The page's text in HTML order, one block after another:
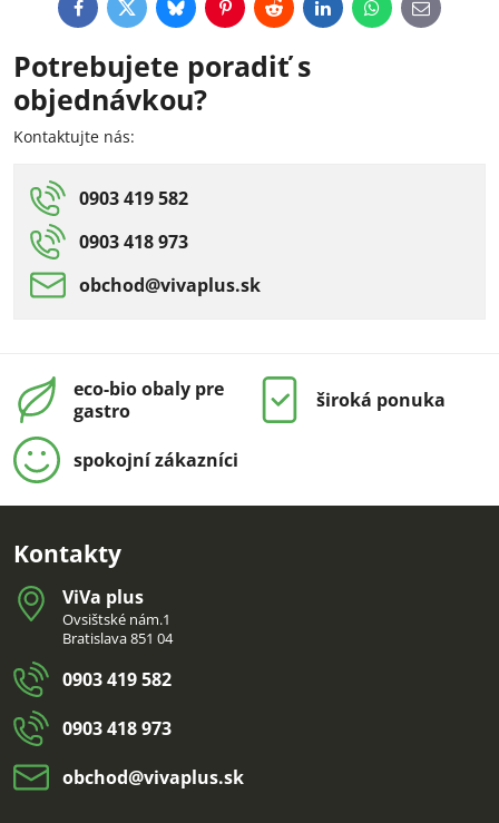
FacebookTwitterBlueskyPinterestRedditLinkedInWhatsApp
E-
mail
Potrebujete poradiť s
objednávkou?
Kontaktujte nás:
0903 419 582
0903 418 973
obchod​@vivaplus​.sk
eco-bio obaly pre
gastro
široká ponuka
spokojní zákazníci
Kontakty
ViVa plus
Ovsištské nám.1
Bratislava 851 04
0903 419 582
0903 418 973
obchod​@vivaplus​.sk